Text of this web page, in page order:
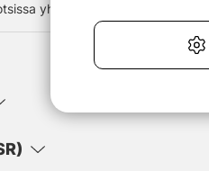
yhdessä JW Luresin kanssa